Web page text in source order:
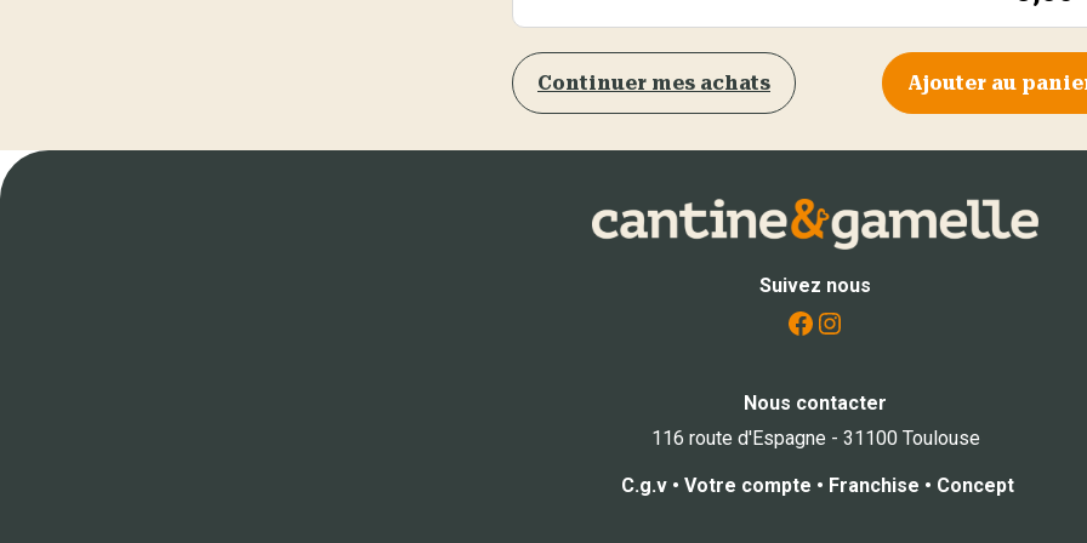
Continuer mes achats Ajouter au
Suivez nous
Facebook
Instagram
Nous contacter
116 route d'Espagne - 31100 Toulouse
C.g.v • Votre compte • Franchise • Concept